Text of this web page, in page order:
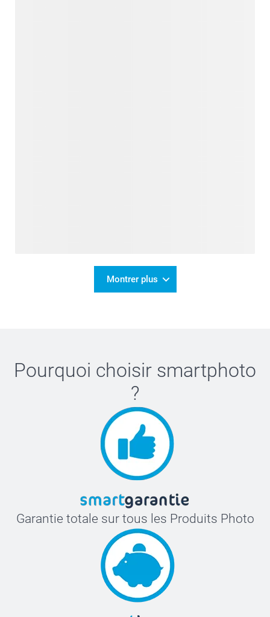
Montrer plus
Pourquoi choisir smartphoto
?
Garantie totale sur tous les Produits Photo